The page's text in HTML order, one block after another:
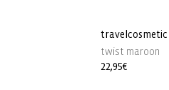
travelcosmetic
twist maroon
Normale
22,95€